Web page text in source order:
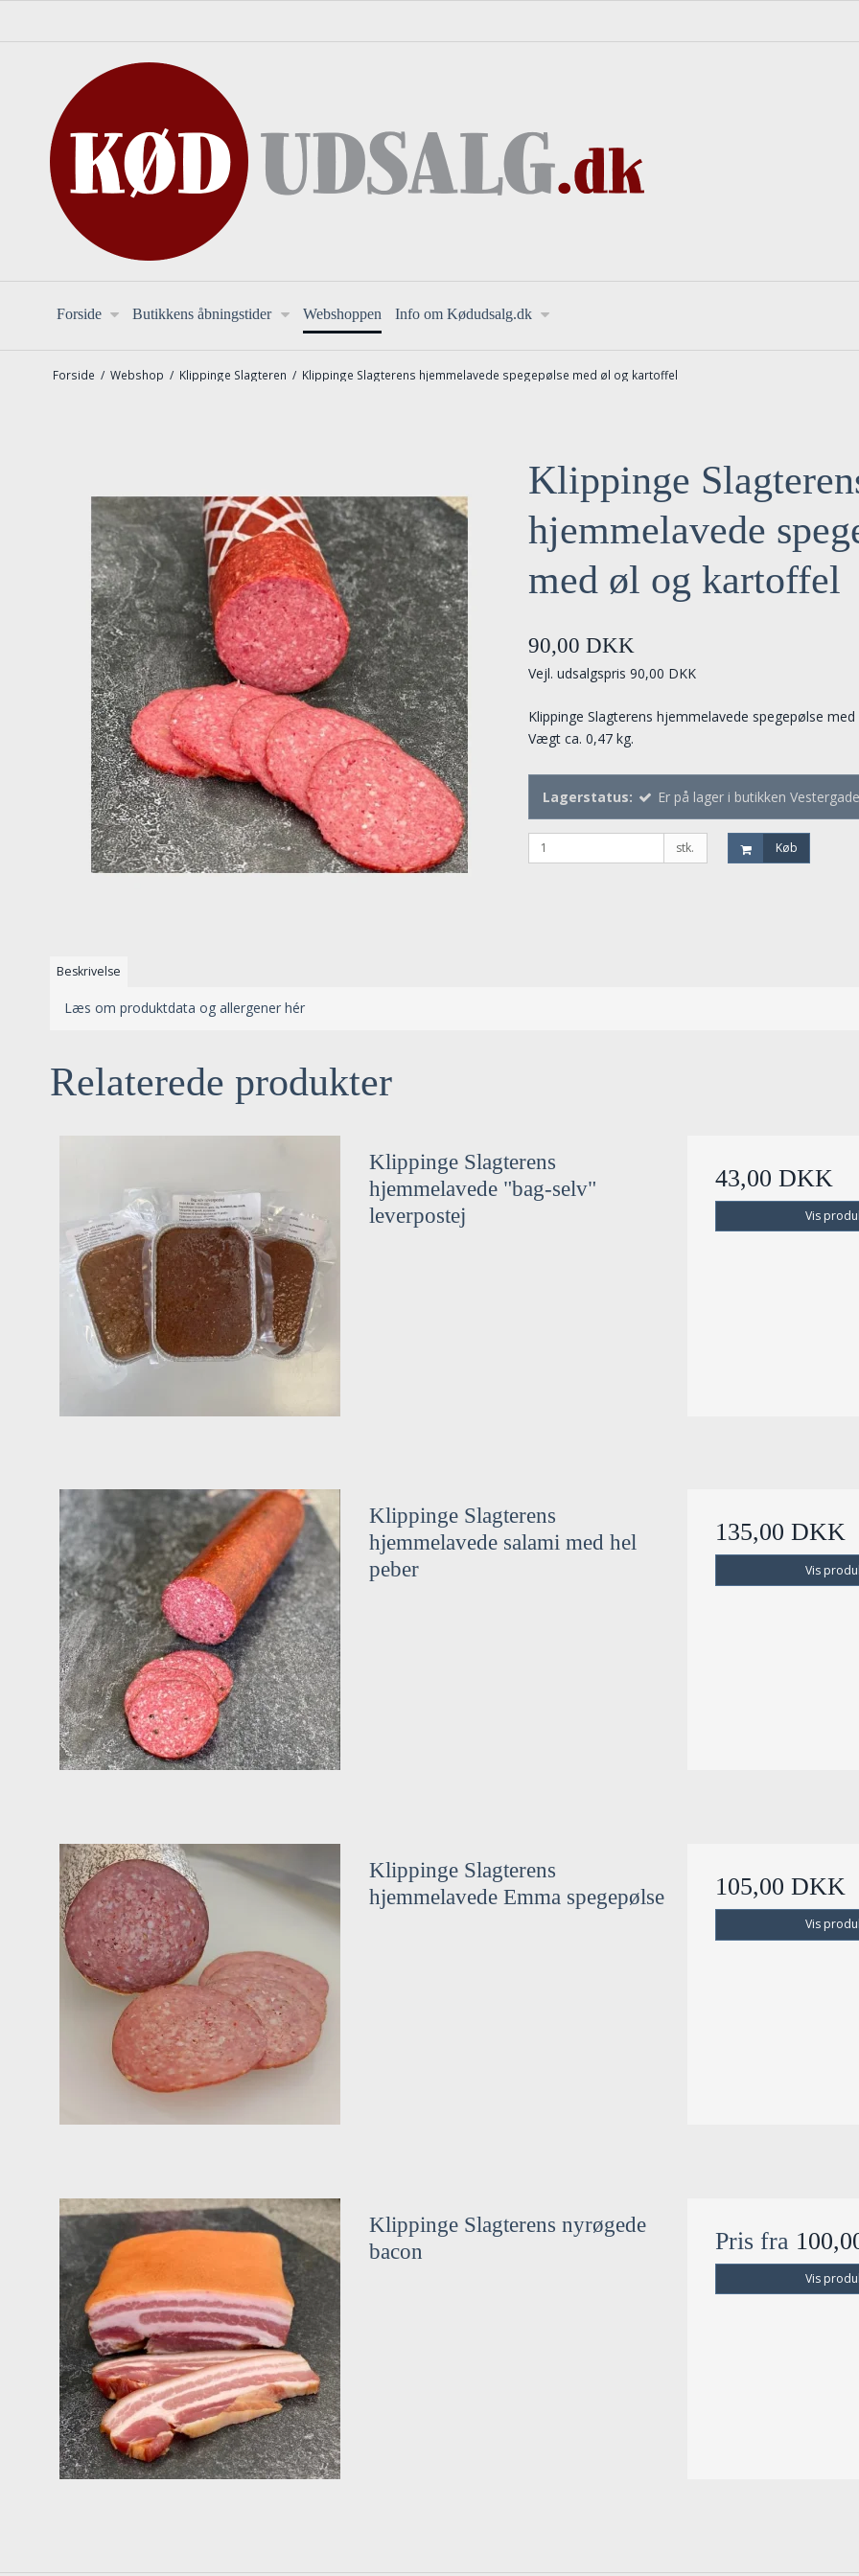
Forside Butikkens åbningstider Webshoppen Info om Kødudsalg.dk
Forside / Webshop / Klippinge Slagteren / Klippinge Slagterens hjemmelavede spegepølse med øl og kartoffel
Klippinge
hjemmelavede
med øl og kartoffel
90,00 DKK
Vejl. udsalgspris 90,00 DKK
Klippinge Slagterens hjemmelavede spegepølse
Vægt ca. 0,47 kg.
Lagerstatus: Er på lager i butikken
stk. Køb
Beskrivelse
Læs om produktdata og allergener hér
Relaterede produkter
Klippinge Slagterens
hjemmelavede "bag-selv"
leverpostej
43,00 DKK
Vis
Klippinge Slagterens
hjemmelavede salami med hel
peber
135,00 DKK
Vis
Klippinge Slagterens
hjemmelavede Emma spegepølse
105,00 DKK
Vis
Klippinge Slagterens nyrøgede
bacon
Pris fra
Vis